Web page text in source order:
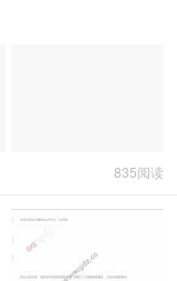
835阅读